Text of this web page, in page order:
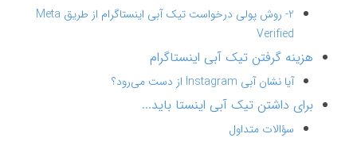
2- روش پولی درخواست تیک آبی اینستاگرام از طریق Meta
Verified
هزینه گرفتن تیک آبی اینستاگرام
آیا نشان آبی Instagram از دست می‌رود؟
برای داشتن تیک آبی اینستا باید...
سؤالات متداول